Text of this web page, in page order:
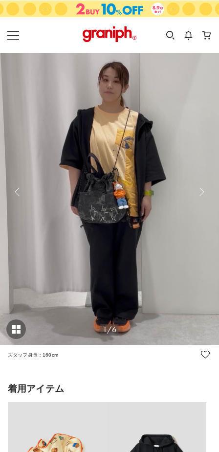
カテゴリーから探す
KIDS
カテゴリ
サイズ
1/6
スタッフ身長：160cm
着用アイテム